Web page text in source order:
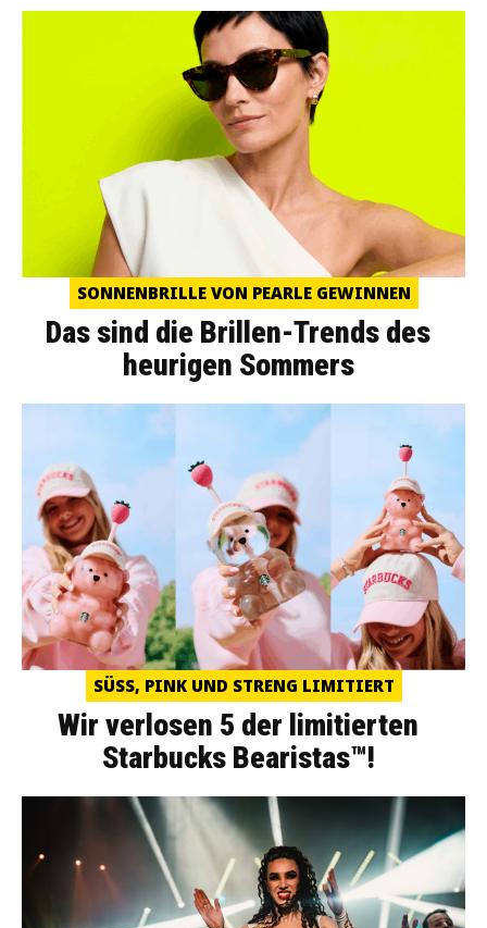
SONNENBRILLE VON PEARLE GEWINNEN
Das sind die Brillen-Trends des
heurigen Sommers
SÜSS, PINK UND STRENG LIMITIERT
Wir verlosen 5 der limitierten
Starbucks Bearistas™!